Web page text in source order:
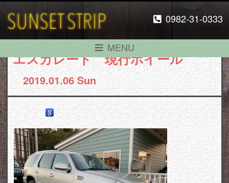
0982-31-0333
MENU
エスカレード 現行ホイール
2019.01.06 Sun